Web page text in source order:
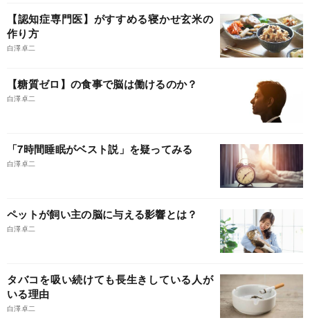
【認知症専門医】がすすめる寝かせ玄米の
作り方
白澤卓二
【糖質ゼロ】の食事で脳は働けるのか？
白澤卓二
「7時間睡眠がベスト説」を疑ってみる
白澤卓二
ペットが飼い主の脳に与える影響とは？
白澤卓二
タバコを吸い続けても長生きしている人が
いる理由
白澤卓二